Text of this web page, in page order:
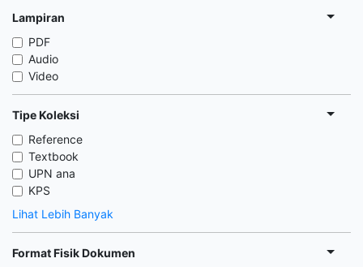
Lampiran
PDF
Audio
Video
Tipe Koleksi
Reference
Textbook
UPN ana
KPS
Lihat Lebih Banyak
Format Fisik Dokumen